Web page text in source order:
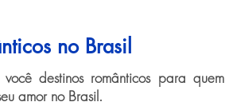
no Brasil
destinos românticos para quem
amor no Brasil.